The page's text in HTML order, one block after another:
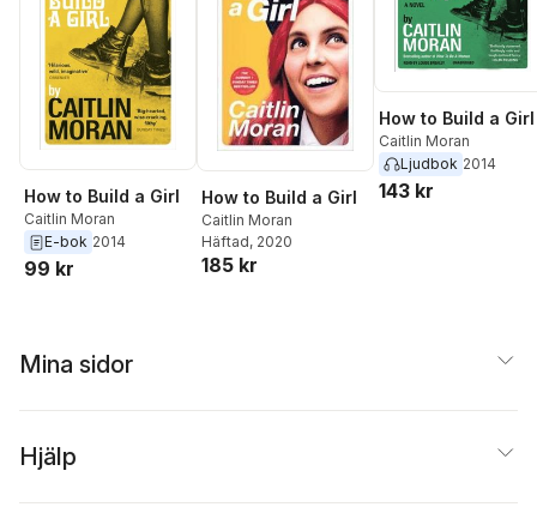
How to Build a Girl
Caitlin Moran
E-bok 2014
99 kr
How to Build a Girl
Caitlin Moran
Häftad, 2020
185 kr
How to Build a Girl
Caitlin Moran
Ljudbok 2014
143 kr
Mina sidor
Hjälp